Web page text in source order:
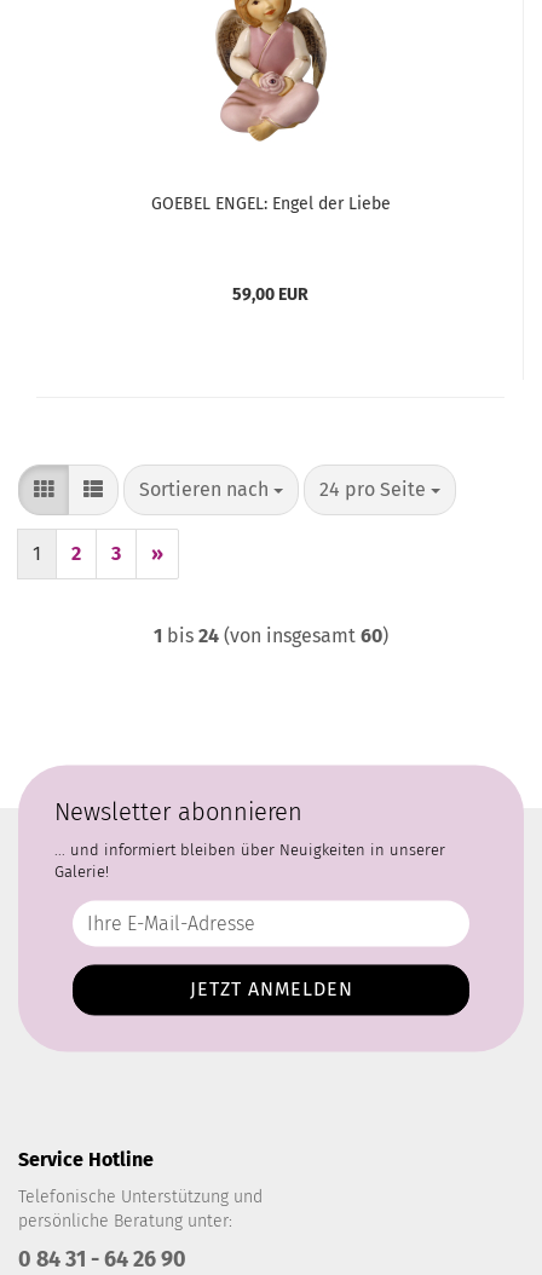
GOEBEL ENGEL: Engel der Liebe
59,00 EUR
Sortieren nach
Sortieren nach 24 pro Seite
pro Seite
1 2 3 »
1 bis 24 (von insgesamt 60)
Newsletter abonnieren
... und informiert bleiben über Neuigkeiten in unserer
Galerie!
Service Hotline
Telefonische Unterstützung und
persönliche Beratung unter:
0 84 31 - 64 26 90